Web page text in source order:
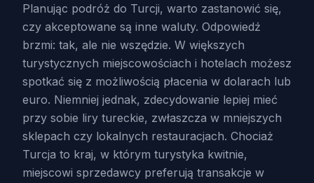
Planując podróż do Turcji, warto zastanowić się,
czy akceptowane są inne waluty. Odpowiedź
brzmi: tak, ale nie wszędzie. W większych
turystycznych miejscowościach i hotelach możesz
spotkać się z możliwością płacenia w dolarach lub
euro. Niemniej jednak, zdecydowanie lepiej mieć
przy sobie liry tureckie, zwłaszcza w mniejszych
sklepach czy lokalnych restauracjach. Chociaż
Turcja to kraj, w którym turystyka kwitnie,
miejscowi sprzedawcy preferują transakcje w